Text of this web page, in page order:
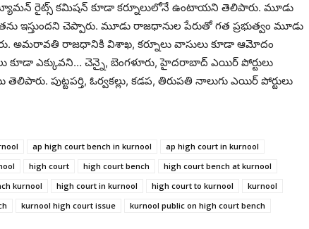
రైట్స్ కమిషన్ కూడా కర్నూలులోనే ఉంటాయని తెలిపారు. మూడు
ఇస్తుందని చెప్పారు. మూడు రాజధానుల పేరుతో గత ప్రభుత్వం మూడు
అమరావతి రాజధానికి విశాఖ, కర్నూలు వాసులు కూడా ఆమోదం
ఎక్కువని… చెన్నై, బెంగళూరు, హైదరాబాద్ ఎయిర్ పోర్టులు
పుట్టపర్తి, ఓర్వకల్లు, కడప, తిరుపతి నాలుగు ఎయిర్ పోర్టులు
ap high court bench in kurnool
ap high court in kurnool
high court high court bench
high court bench at kurnool
kurnool high court in kurnool high court to kurnool
kurnool
kurnool high court issue kurnool public on high court bench